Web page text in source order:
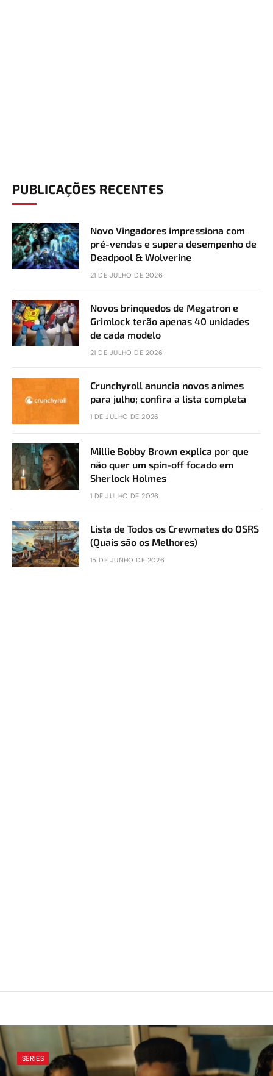
PUBLICAÇÕES RECENTES
Novo Vingadores impressiona com
pré-vendas e supera desempenho de
Deadpool & Wolverine
21 DE JULHO DE 2026
Novos brinquedos de Megatron e
Grimlock terão apenas 40 unidades
de cada modelo
21 DE JULHO DE 2026
Crunchyroll anuncia novos animes
para julho; confira a lista completa
1 DE JULHO DE 2026
Millie Bobby Brown explica por que
não quer um spin-off focado em
Sherlock Holmes
1 DE JULHO DE 2026
Lista de Todos os Crewmates do OSRS
(Quais são os Melhores)
15 DE JUNHO DE 2026
SÉRIES